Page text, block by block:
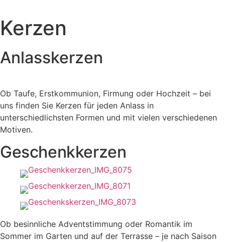
Inhalt
springen
Kerzen
Anlasskerzen
Ob Taufe, Erstkommunion, Firmung oder Hochzeit – bei
uns finden Sie Kerzen für jeden Anlass in
unterschiedlichsten Formen und mit vielen verschiedenen
Motiven.
Geschenkkerzen
Ob besinnliche Adventstimmung oder Romantik im
Sommer im Garten und auf der Terrasse – je nach Saison